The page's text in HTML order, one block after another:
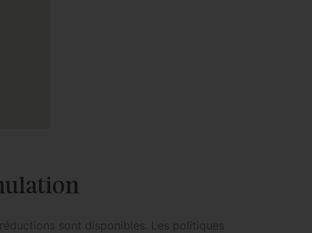
sont disponibles. Les politiques